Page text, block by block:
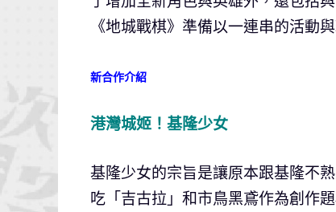
《地城戰棋》準備以一連串的活動
新合作介紹
港灣城姬！基隆少女
基隆少女的宗旨是讓原本跟基隆不
吃「吉古拉」和市鳥黑鳶作為創作